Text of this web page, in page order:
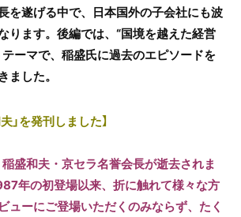
を遂げる中で、日本国外の子会社にも波
ります。後編では、“国境を越えた経営
ーマで、稲盛氏に過去のエピソードを
ました。
」を発刊しました】
盛和夫・京セラ名誉会長が逝去されま
年の初登場以来、折に触れて様々な方
ューにご登場いただくのみならず、たく